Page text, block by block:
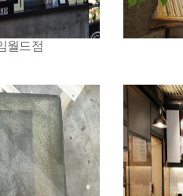
월드점